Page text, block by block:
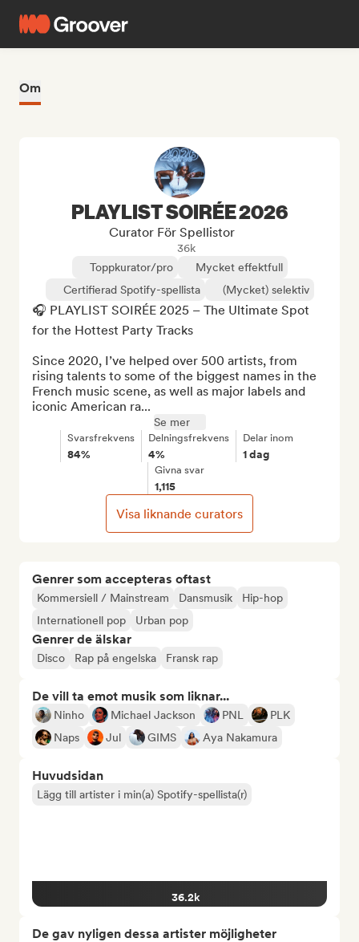
Om
Genrer som accepteras oftast
Kommersiell / Mainstream Dansmusik
Hip-hop
Internationell pop
Urban pop
Genrer de älskar
Disco Rap på engelska Fransk rap
De vill ta emot musik som liknar...
Ninho Michael Jackson PNL
PLK
Naps
Jul GIMS Aya Nakamura
Huvudsidan
Lägg till artister i min(a) Spotify-spellista(r)
36.2k
De gav nyligen dessa artister möjligheter
PLAYLIST SOIRÉE 2026
Curator För Spellistor
36k
Toppkurator/pro
Mycket effektfull
Certifierad Spotify-spellista
(Mycket) selektiv
🎧 PLAYLIST SOIRÉE 2025 – The Ultimate Spot
for the Hottest Party Tracks
Since 2020, I’ve helped over 500 artists, from
rising talents to some of the biggest names in the
French music scene, as well as major labels and
iconic American ra...
Se mer
Svarsfrekvens
84%
Delningsfrekvens
4%
Delar inom
1 dag
Givna svar
1,115
Visa liknande curators